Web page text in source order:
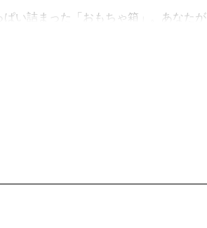
い詰まった「おもちゃ箱」。あなたが